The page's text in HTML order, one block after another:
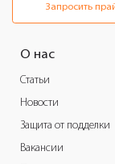
Запросить
О нас
Статьи
Новости
Защита от подделки
Вакансии